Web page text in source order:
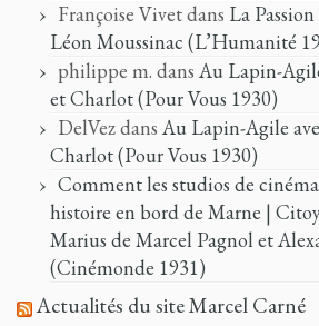
Françoise Vivetdans La
Léon Moussinac (L’Humanité
philippe m. dans Au Lapin-
et Charlot (Pour Vous 1930)
DelVezdans Au Lapin-Agile
Charlot (Pour Vous 1930)
Comment les studios de
histoire en bord de Marne |
Marius de Marcel Pagnol et
(Cinémonde 1931)
Actualités du site Marcel Carné